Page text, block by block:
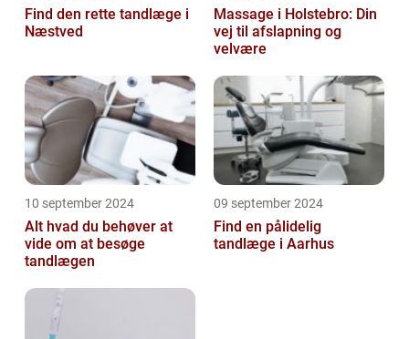
Find den rette tandlæge i
Næstved
Massage i Holstebro: Din
vej til afslapning og
velvære
10 september 2024
Alt hvad du behøver at
vide om at besøge
tandlægen
09 september 2024
Find en pålidelig
tandlæge i Aarhus